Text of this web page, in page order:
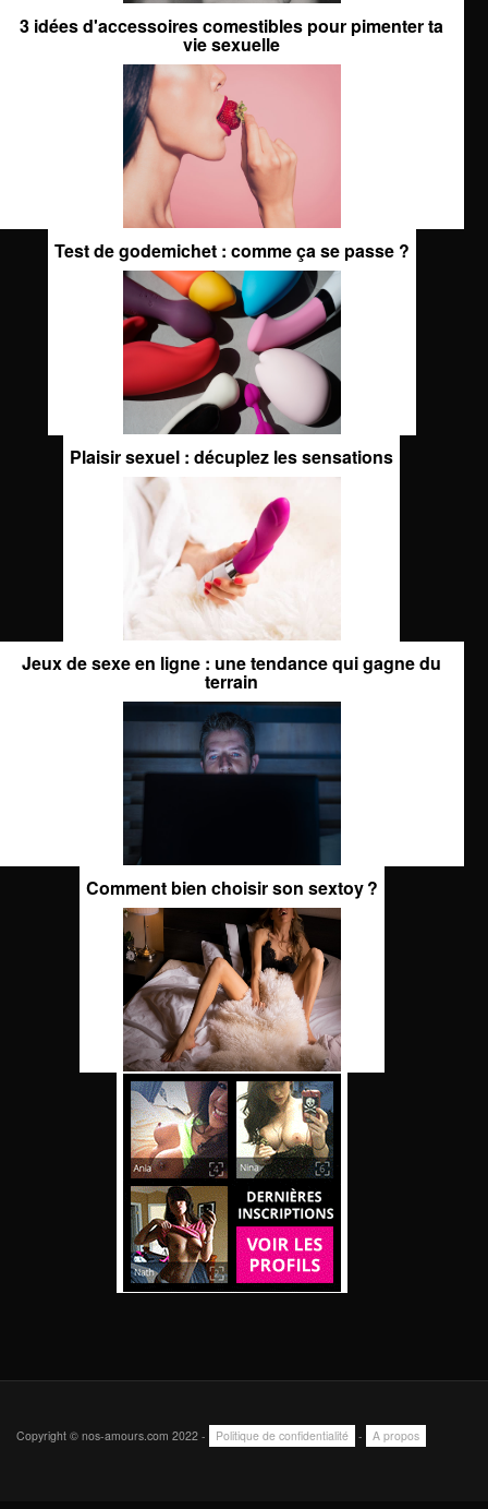
3 idées d'accessoires comestibles pour pimenter ta
vie sexuelle
Test de godemichet : comme ça se passe ?
Plaisir sexuel : décuplez les sensations
Jeux de sexe en ligne : une tendance qui gagne du
terrain
Comment bien choisir son sextoy ?
Copyright © nos-amours.com 2022 - Politique de confidentialité - A propos